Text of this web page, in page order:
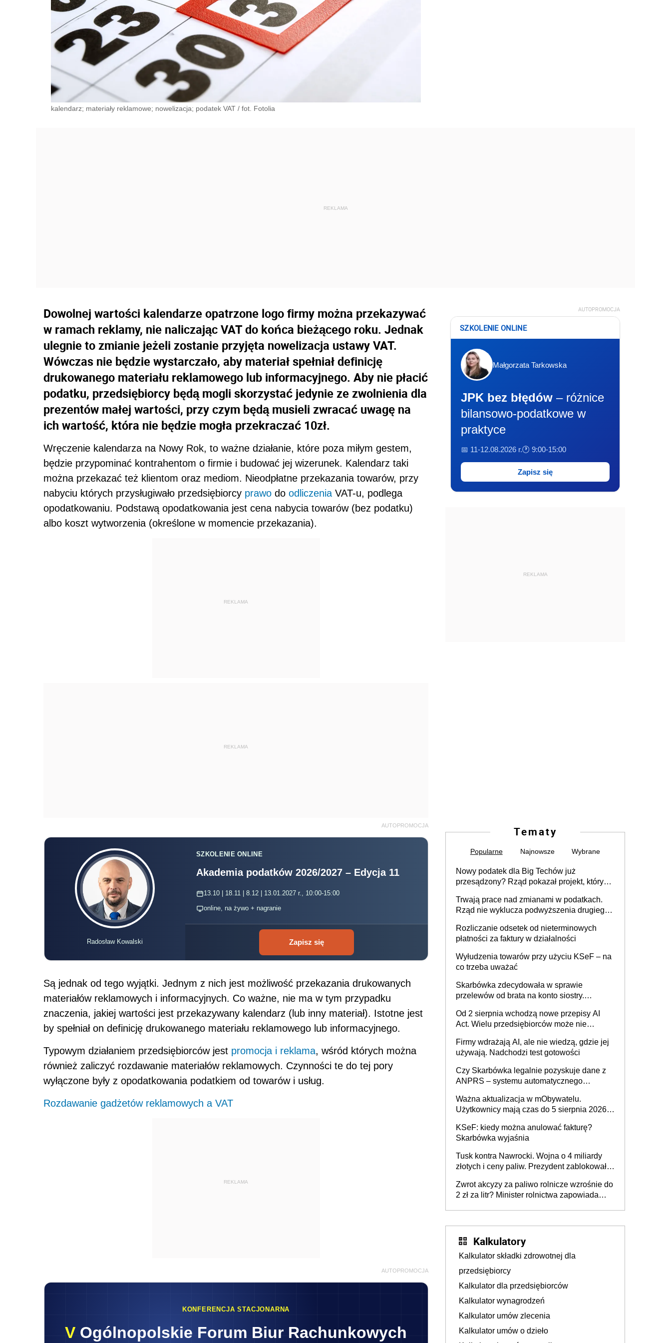
kalendarz; materiały reklamowe; nowelizacja; podatek VAT / fot. Fotolia
Dowolnej wartości kalendarze opatrzone logo firmy można przekazywać
w ramach reklamy, nie naliczając VAT do końca bieżącego roku. Jednak
ulegnie to zmianie jeżeli zostanie przyjęta nowelizacja ustawy VAT.
Wówczas nie będzie wystarczało, aby materiał spełniał definicję
drukowanego materiału reklamowego lub informacyjnego. Aby nie płacić
podatku, przedsiębiorcy będą mogli skorzystać jedynie ze zwolnienia dla
prezentów małej wartości, przy czym będą musieli zwracać uwagę na
ich wartość, która nie będzie mogła przekraczać 10zł.
Wręczenie kalendarza na Nowy Rok, to ważne działanie, które poza miłym gestem,
będzie przypominać kontrahentom o firmie i budować jej wizerunek. Kalendarz taki
można przekazać też klientom oraz mediom. Nieodpłatne przekazania towarów, przy
nabyciu których przysługiwało przedsiębiorcy prawo do odliczeniaVAT-u, podlega
opodatkowaniu. Podstawą opodatkowania jest cena nabycia towarów (bez podatku)
albo koszt wytworzenia (określone w momencie przekazania).
REKLAMA
REKLAMA
AUTOPROMOCJA
Radosław Kowalski
SZKOLENIE ONLINE
Akademia podatków 2026/2027 – Edycja 11
13.10 | 18.11 | 8.12 | 13.01.2027 r., 10:00-15:00
online, na żywo + nagranie
Zapisz się
Są jednak od tego wyjątki. Jednym z nich jest możliwość przekazania drukowanych
materiałów reklamowych i informacyjnych. Co ważne, nie ma w tym przypadku
znaczenia, jakiej wartości jest przekazywany kalendarz (lub inny materiał). Istotne jest
by spełniał on definicję drukowanego materiału reklamowego lub informacyjnego.
Typowym działaniem przedsiębiorców jest promocja i reklama, wśród których można
również zaliczyć rozdawanie materiałów reklamowych. Czynności te do tej pory
wyłączone były z opodatkowania podatkiem od towarów i usług.
Rozdawanie gadżetów reklamowych a VAT
REKLAMA
AUTOPROMOCJA
KONFERENCJA STACJONARNA
V Ogólnopolskie Forum Biur Rachunkowych
AUTOPROMOCJA
SZKOLENIE ONLINE
Małgorzata Tarkowska
JPK bez błędów – różnice
bilansowo-podatkowe w
praktyce
📅 11-12.08.2026 r.🕐 9:00-15:00
Zapisz się
REKLAMA
Tematy
Popularne Najnowsze Wybrane
Nowy podatek dla Big Techów już
przesądzony? Rząd pokazał projekt, który
Trwają prace nad zmianami w podatkach.
Rząd nie wyklucza podwyższenia drugiego
Rozliczanie odsetek od nieterminowych
płatności za faktury w działalności
Wyłudzenia towarów przy użyciu KSeF – na
co trzeba uważać
Skarbówka zdecydowała w sprawie
przelewów od brata na konto siostry.
darowizna, ale podatku jednak nie będzie
Od 2 sierpnia wchodzą nowe przepisy AI
Act. Wielu przedsiębiorców może nie
Firmy wdrażają AI, ale nie wiedzą, gdzie jej
używają. Nadchodzi test gotowości
Czy Skarbówka legalnie pozyskuje dane z
ANPRS – systemu automatycznego
pojazdów z kamer drogowych?
Ważna aktualizacja w mObywatelu.
Użytkownicy mają czas do 5 sierpnia 2026
KSeF: kiedy można anulować fakturę?
Skarbówka wyjaśnia
Tusk kontra Nawrocki. Wojna o 4 miliardy
złotych i ceny paliw. Prezydent zablokował
wymierzonym we wszystkich polskich
kierowców”
Zwrot akcyzy za paliwo rolnicze wzrośnie do
2 zł za litr? Minister rolnictwa zapowiada
Kalkulatory
Kalkulator składki zdrowotnej dla
przedsiębiorcy
Kalkulator dla przedsiębiorców
Kalkulator wynagrodzeń
Kalkulator umów zlecenia
Kalkulator umów o dzieło